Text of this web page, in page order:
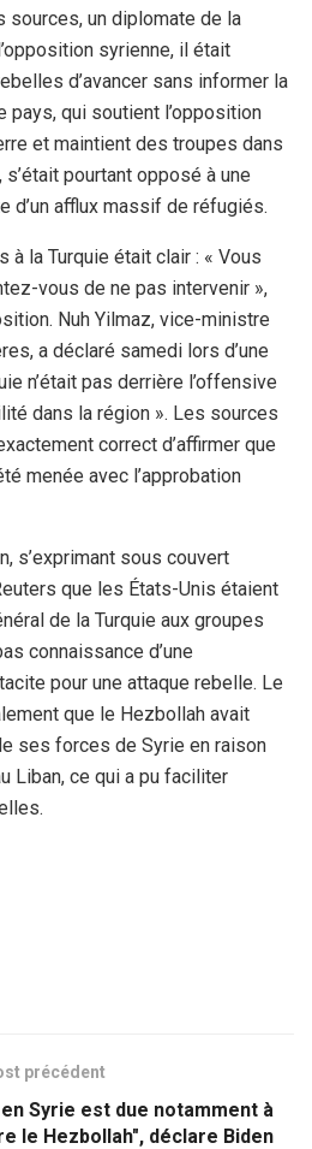
sources, un diplomate de la
syrienne, il était
d’avancer sans informer la
pays, qui soutient l’opposition
et maintient des troupes dans
pourtant opposé à une
d’un afflux massif de réfugiés.
la Turquie était clair : « Vous
vous de ne pas intervenir »,
Nuh Yilmaz, vice-ministre
a déclaré samedi lors d’une
n’était pas derrière l’offensive
dans la région ». Les sources
correct d’affirmer que
menée avec l’approbation
s’exprimant sous couvert
que les États-Unis étaient
de la Turquie aux groupes
connaissance d’une
pour une attaque rebelle. Le
que le Hezbollah avait
ses forces de Syrie en raison
Liban, ce qui a pu faciliter
précédent
Syrie est due notamment à
le Hezbollah", déclare Biden